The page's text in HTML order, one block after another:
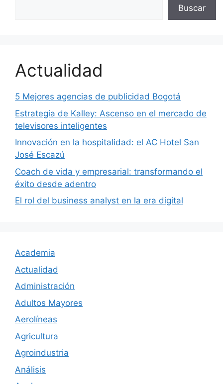
Buscar
Actualidad
5 Mejores agencias de publicidad Bogotá
Estrategia de Kalley: Ascenso en el mercado de
televisores inteligentes
Innovación en la hospitalidad: el AC Hotel San
José Escazú
Coach de vida y empresarial: transformando el
éxito desde adentro
El rol del business analyst en la era digital
Academia
Actualidad
Administración
Adultos Mayores
Aerolíneas
Agricultura
Agroindustria
Análisis